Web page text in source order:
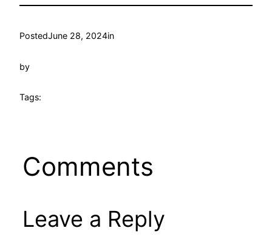
PostedJune 28, 2024in
by
Tags:
Comments
Leave a Reply